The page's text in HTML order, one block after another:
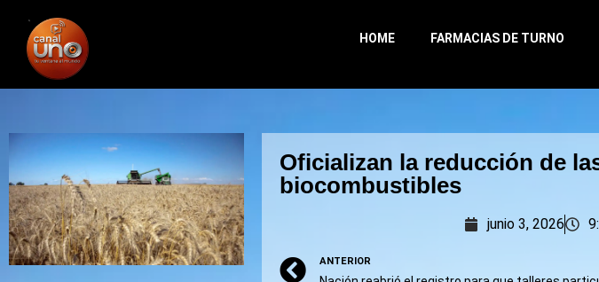
HOME FARMACIAS DE TURNO
Oficializan la reducción de
biocombustibles
junio 3, 2026
ANTERIOR